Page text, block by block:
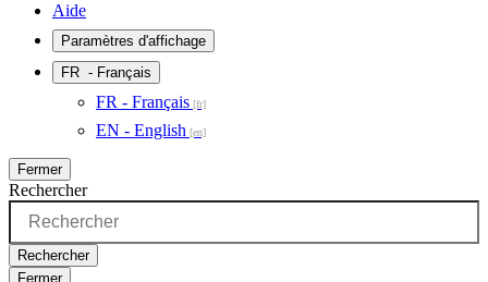
Aide
Paramètres d'affichage
FR - Français
FR - Français
EN - English
Fermer
Rechercher
Rechercher
Fermer